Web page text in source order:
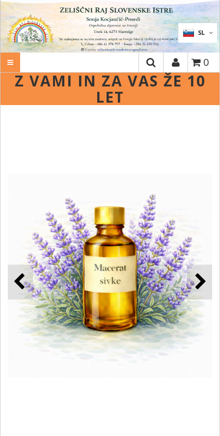
IŠČI
SL
0
Z VAMI IN ZA VAS ŽE 10
LET